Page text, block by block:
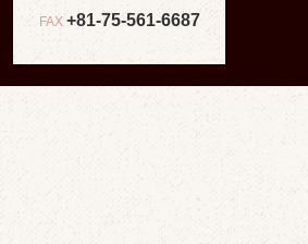
FAX +81-75-561-6687